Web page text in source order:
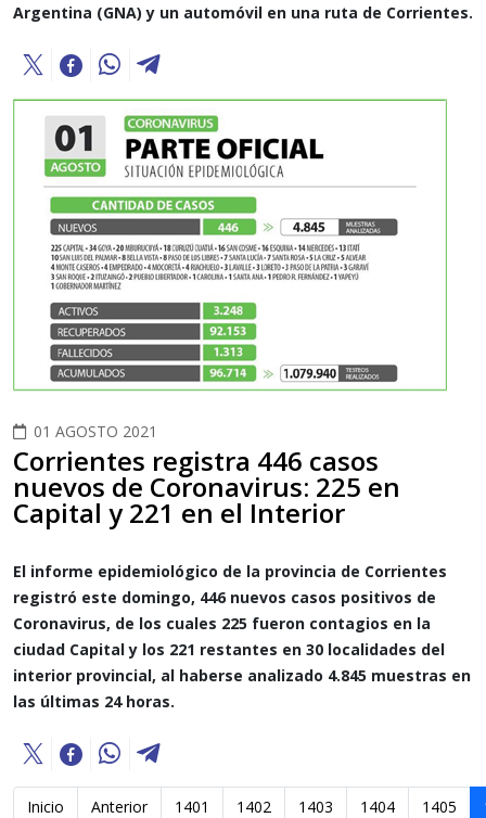
Argentina (GNA) y un automóvil en una ruta de Corrientes.
01 AGOSTO 2021
Corrientes registra 446 casos
nuevos de Coronavirus: 225 en
Capital y 221 en el Interior
El informe epidemiológico de la provincia de Corrientes
registró este domingo, 446 nuevos casos positivos de
Coronavirus, de los cuales 225 fueron contagios en la
ciudad Capital y los 221 restantes en 30 localidades del
interior provincial, al haberse analizado 4.845 muestras en
las últimas 24 horas.
Inicio Anterior 1401 1402 1403 1404 1405